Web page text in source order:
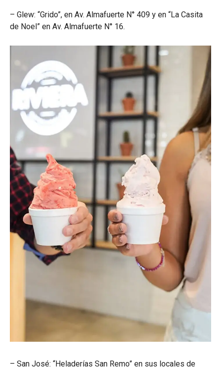
– Glew: “Grido”, en Av. Almafuerte N° 409 y en “La Casita
de Noel” en Av. Almafuerte N° 16.
– San José: “Heladerías San Remo” en sus locales de